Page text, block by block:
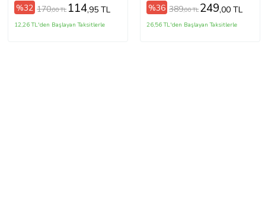
%32 170,00 TL 114,95 TL
12,26 TL'den Başlayan Taksitlerle
%36 389,00 TL 249,00 TL
26,56 TL'den Başlayan Taksitlerle